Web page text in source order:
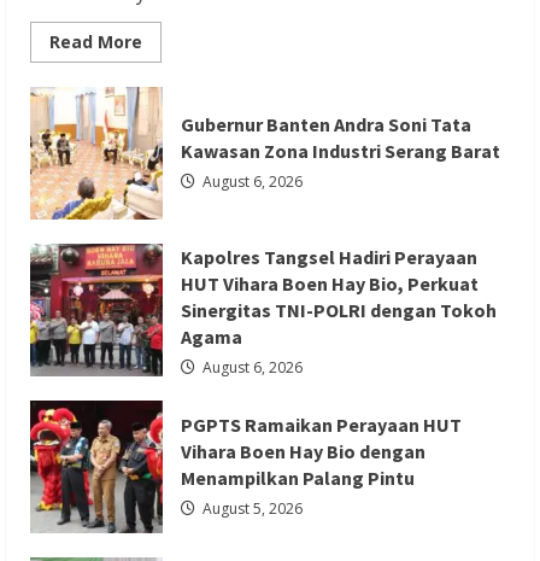
Berita Agama
Berita Sosial dan Budaya
Berita Trending
PGPTS Ramaikan Perayaan HUT Vihara
Boen Hay Bio dengan Menampilkan
Palang Pintu
Redaksi 01 August 5, 2026
Berita Ekonomi dan Bisnis
Berita Nasional
Berita Trending
ASDP Terapkan Sterilisasi Pelabuhan
Merak dengan One Gate System,
Read More
more
Film
Terlaris
2026
Spider
Man
Brand
New
Day
Raup
Rp
20,6
T
dalam
Sepekan
Gubernur Banten Andra Soni Tata
Kawasan Zona Industri Serang Barat
August 6, 2026
Kapolres Tangsel Hadiri Perayaan
HUT Vihara Boen Hay Bio, Perkuat
Sinergitas TNI-POLRI dengan Tokoh
Agama
August 6, 2026
PGPTS Ramaikan Perayaan HUT
Vihara Boen Hay Bio dengan
Menampilkan Palang Pintu
August 5, 2026